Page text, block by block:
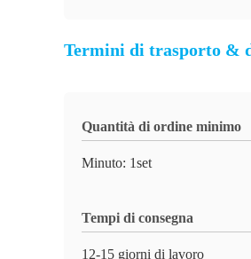
Termini di trasporto &
Quantità di ordine minimo
Minuto: 1set
Tempi di consegna
12-15 giorni di lavoro